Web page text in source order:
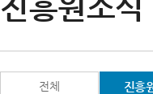
진흥원소식
전체 진흥